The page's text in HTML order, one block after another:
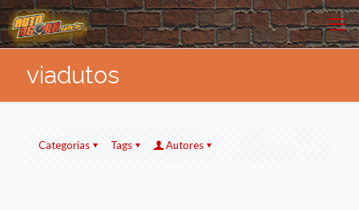
viadutos
Categorias Tags Autores